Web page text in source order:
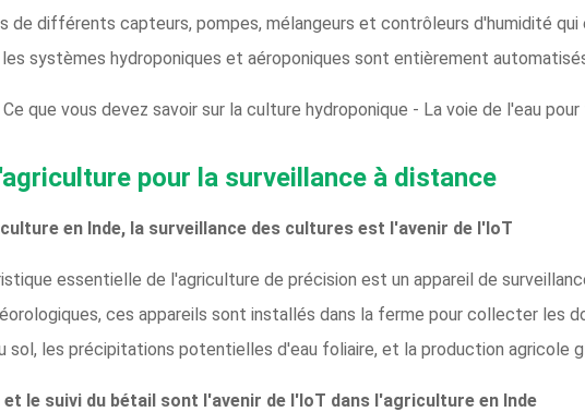
de différents capteurs, pompes, mélangeurs et contrôleurs d'humidité qui
les systèmes hydroponiques et aéroponiques sont entièrement
Ce que vous devez savoir sur la culture hydroponique - La voie de l'eau
pour la surveillance à distance
en Inde, la surveillance des cultures est l'avenir de l'IoT
essentielle de l'agriculture de précision est un appareil de
ces appareils sont installés dans la ferme pour collecter les
sol, les précipitations potentielles d'eau foliaire, et la production agricole
le suivi du bétail sont l'avenir de l'IoT dans l'agriculture en Inde